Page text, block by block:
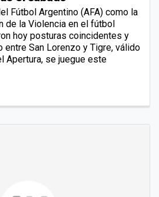
Fútbol Argentino (AFA) como la
de la Violencia en el fútbol
hoy posturas coincidentes y
entre San Lorenzo y Tigre, válido
Apertura, se juegue este